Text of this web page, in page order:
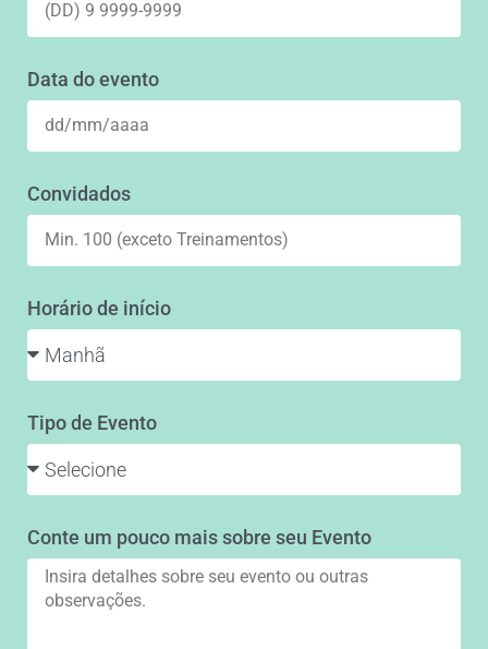
Data do evento
Convidados
Horário de início
Tipo de Evento
Conte um pouco mais sobre seu Evento